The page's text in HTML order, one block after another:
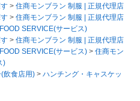
> 住商モンブラン 制服 | 正規代理店
> 住商モンブラン 制服 | 正規代理店
SERVICE(サービス)
> 住商モンブラン 制服 | 正規代理店
SERVICE(サービス) > 住商モン
)
飲食店用) > ハンチング・キャスケッ